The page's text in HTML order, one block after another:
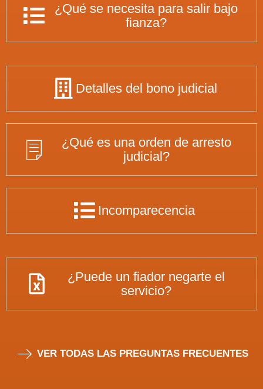
¿Qué se necesita para salir bajo
fianza?
Detalles del bono judicial
¿Qué es una orden de arresto
judicial?
Incomparecencia
¿Puede un fiador negarte el
servicio?
VER TODAS LAS PREGUNTAS FRECUENTES